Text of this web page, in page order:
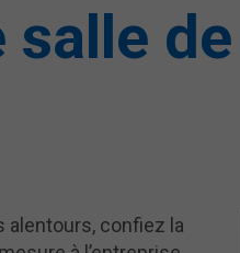
salle
alentours, confiez la